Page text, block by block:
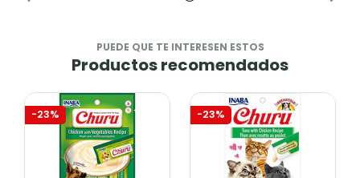
PUEDE QUE TE INTERESEN ESTOS
Productos recomendados
-23% -23%